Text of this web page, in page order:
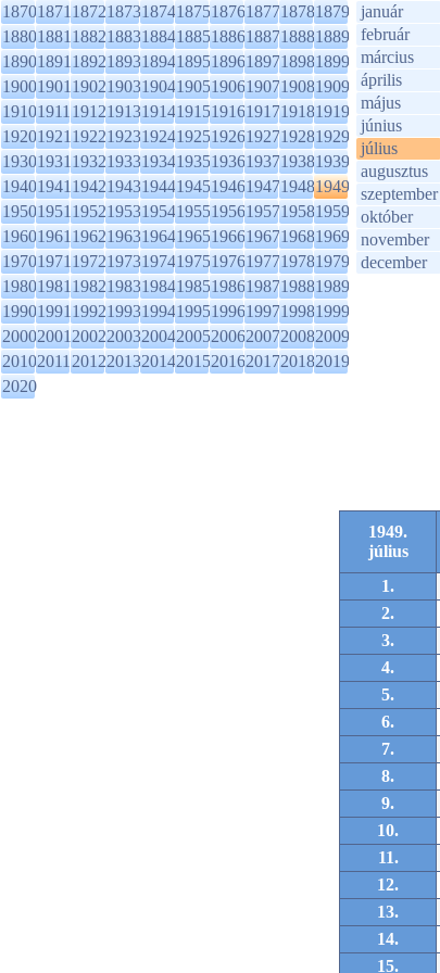
1870187118721873187418751876187718781879
1880188118821883188418851886188718881889
1890189118921893189418951896189718981899
1900190119021903190419051906190719081909
1910191119121913191419151916191719181919
1920192119221923192419251926192719281929
1930193119321933193419351936193719381939
1940194119421943194419451946194719481949
1950195119521953195419551956195719581959
1960196119621963196419651966196719681969
1970197119721973197419751976197719781979
1980198119821983198419851986198719881989
1990199119921993199419951996199719981999
2000200120022003200420052006200720082009
2010201120122013201420152016201720182019
2020
január
február
március
április
május
június
július
augusztus
szeptember
október
november
december
1949.
július
1.
2.
3.
4.
5.
6.
7.
8.
9.
10.
11.
12.
13.
14.
15.